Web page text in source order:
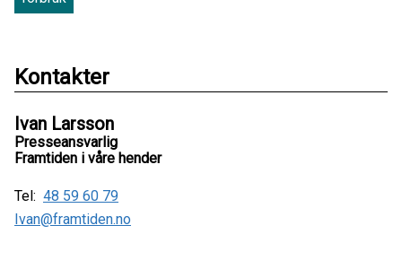
Kontakter
Ivan Larsson
Presseansvarlig
Framtiden i våre hender
Tel: 48 59 60 79
Ivan@framtiden.no